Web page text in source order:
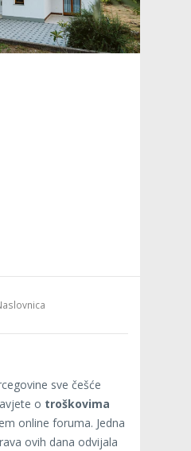
sve češće
o troškovima
online foruma. Jedna
ovih dana odvijala